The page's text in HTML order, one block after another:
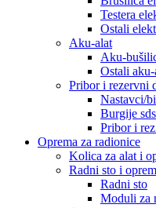
Testera
Ostali
Aku-alat
Aku-
Ostali aku-
Pribor i rezervni
Nastavci/
Burgije sds
Pribor i
Oprema za radionice
Kolica za alat i
Radni sto i
Radni sto
Moduli za